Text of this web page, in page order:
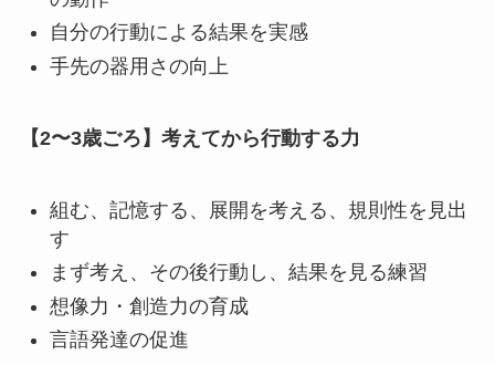
自分の行動による結果を実感
手先の器用さの向上
【2〜3歳ごろ】考えてから行動する力
組む、記憶する、展開を考える、規則性を見出
す
まず考え、その後行動し、結果を見る練習
想像力・創造力の育成
言語発達の促進